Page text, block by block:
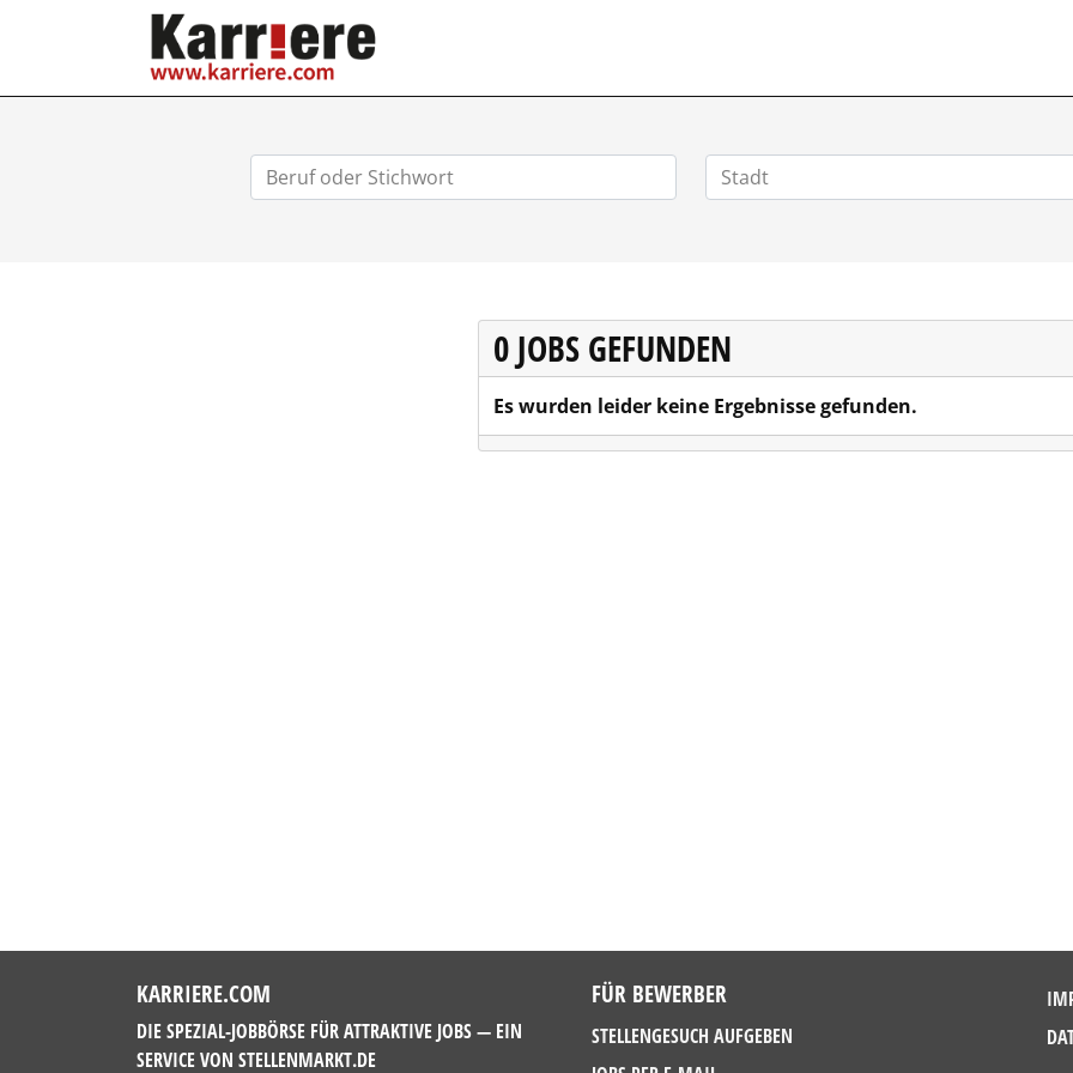
0 JOBS GEFUNDEN
Es wurden leider keine Ergebnisse gefunden.
KARRIERE.COM
DIE SPEZIAL-JOBBÖRSE FÜR ATTRAKTIVE JOBS — EIN
SERVICE VON STELLENMARKT.DE
FÜR BEWERBER
STELLENGESUCH AUFGEBEN